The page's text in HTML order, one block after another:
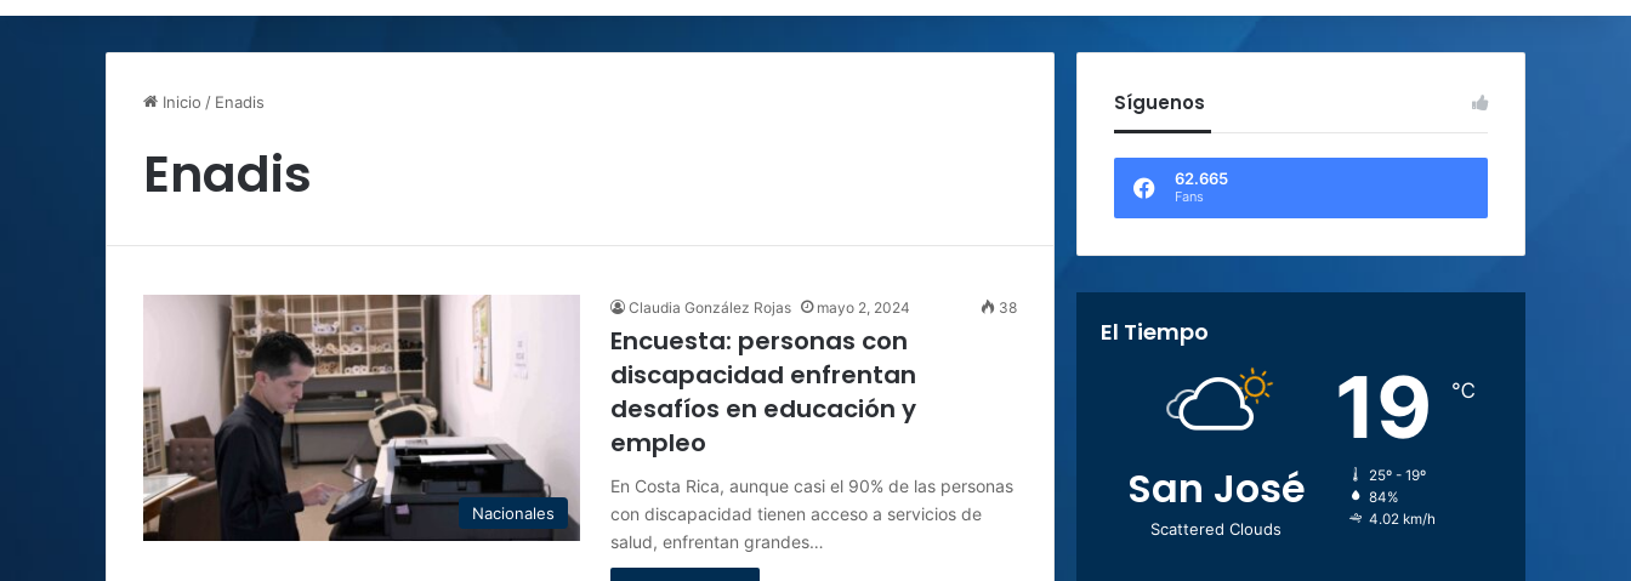
Inicio / Enadis
Enadis
Nacionales
Claudia González Rojas mayo 2, 2024 38
Encuesta: personas con
discapacidad enfrentan
desafíos en educación y
empleo
En Costa Rica, aunque casi el 90% de las personas
con discapacidad tienen acceso a servicios de
salud, enfrentan grandes…
Síguenos
62.665
Fans
El Tiempo
San José
Scattered Clouds
19 ℃
25º - 19º
84%
4.02 km/h